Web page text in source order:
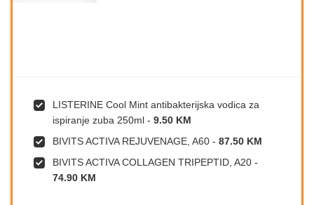
LISTERINE Cool Mint antibakterijska vodica za
ispiranje zuba 250ml - 9.50 KM
BIVITS ACTIVA REJUVENAGE, A60 - 87.50 KM
BIVITS ACTIVA COLLAGEN TRIPEPTID, A20 -
74.90 KM